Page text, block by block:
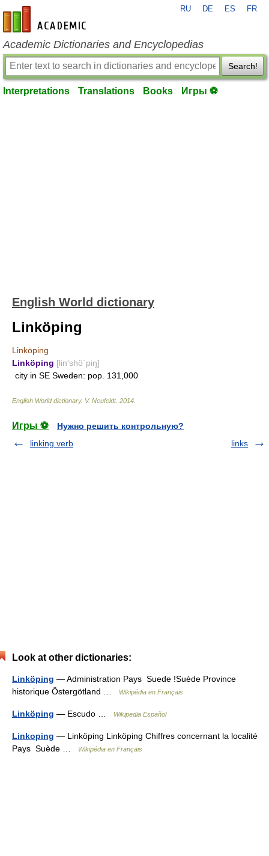
en-academic.com
RU DE ES FR
Academic Dictionaries and Encyclopedias
Search!
Interpretations Translations Books Игры ⚽
English World dictionary
Linköping
Linköping
Linköping [lin′shö΄piŋ]
city in SE Sweden: pop. 131,000
English World dictionary. V. Neufeldt. 2014
Игры ⚽
Нужно решить контрольную?
linking verb
links
Look at other dictionaries:
Linköping — Administration Pays Suede !Suède Province
historique Östergötland …
Wikipédia en Français
Linköping — Escudo … Wikipedia Español
Linkoping — Linköping Linköping Chiffres concernant la localité
Pays Suède …
Wikipédia en Français